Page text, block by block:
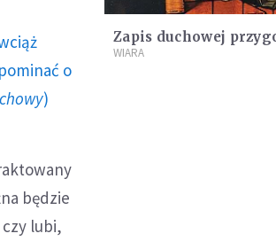
o
)
będzie
lubi,
Zapis duchowej
WIARA